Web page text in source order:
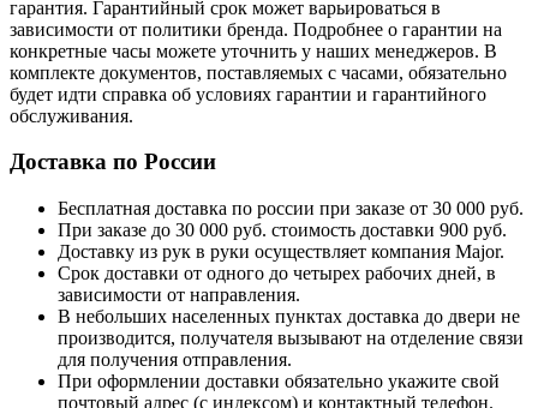
гарантия. Гарантийный срок может варьироваться в
зависимости от политики бренда. Подробнее о гарантии на
конкретные часы можете уточнить у наших менеджеров. В
комплекте документов, поставляемых с часами, обязательно
будет идти справка об условиях гарантии и гарантийного
обслуживания.
Доставка по России
Бесплатная доставка по россии при заказе от 30 000 руб.
При заказе до 30 000 руб. стоимость доставки 900 руб.
Доставку из рук в руки осуществляет компания Major.
Срок доставки от одного до четырех рабочих дней, в
зависимости от направления.
В небольших населенных пунктах доставка до двери не
производится, получателя вызывают на отделение связи
для получения отправления.
При оформлении доставки обязательно укажите свой
почтовый адрес (с индексом) и контактный телефон.